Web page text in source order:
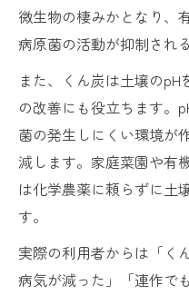
微生物の棲みかとなり、
病原菌の活動が抑制され
また、くん炭は土壌の
の改善にも役立ちます。
菌の発生しにくい環境が
減します。家庭菜園や有
は化学農薬に頼らずに土
す。
実際の利用者からは「く
病気が減った」「連作で